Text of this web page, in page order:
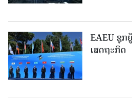
EAEU ຊຸກ
ເສດຖະກິດ